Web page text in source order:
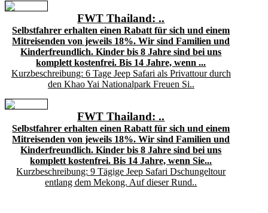
FWT Thailand: ..
Selbstfahrer erhalten einen Rabatt für sich und einem
Mitreisenden von jeweils 18%. Wir sind Familien und
Kinderfreundlich. Kinder bis 8 Jahre sind bei uns
komplett kostenfrei. Bis 14 Jahre, wenn ...
Kurzbeschreibung: 6 Tage Jeep Safari als Privattour durch
den Khao Yai Nationalpark Freuen Si..
FWT Thailand: ..
Selbstfahrer erhalten einen Rabatt für sich und einem
Mitreisenden von jeweils 18%. Wir sind Familien und
Kinderfreundlich. Kinder bis 8 Jahre sind bei uns
komplett kostenfrei. Bis 14 Jahre, wenn Sie...
Kurzbeschreibung: 9 Tägige Jeep Safari Dschungeltour
entlang dem Mekong. Auf dieser Rund..